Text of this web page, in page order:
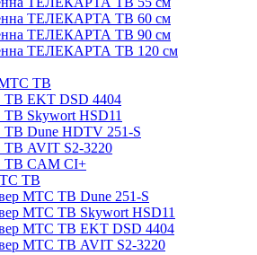
ТЕЛЕКАРТА ТВ 60 см
ТЕЛЕКАРТА ТВ 90 см
ТЕЛЕКАРТА ТВ 120 см
МТС ТВ
EKT DSD 4404
Skywort HSD11
Dune HDTV 251-S
AVIT S2-3220
CAM CI+
ТВ
МТС ТВ Dune 251-S
МТС ТВ Skywort HSD11
МТС ТВ EKT DSD 4404
МТС ТВ AVIT S2-3220